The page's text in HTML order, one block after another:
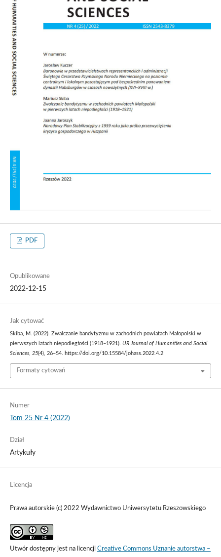
PDF
Opublikowane
2022-12-15
Jak cytować
Skiba, M. (2022). Zwalczanie bandytyzmu w zachodnich powiatach Małopolski w
pierwszych latach niepodległości (1918–1921). UR Journal of Humanities and Social
Sciences, 25(4), 26–54. https://doi.org/10.15584/johass.2022.4.2
Formaty cytowań
Numer
Tom 25 Nr 4 (2022)
Dział
Artykuły
Licencja
Prawa autorskie (c) 2022 Wydawnictwo Uniwersytetu Rzeszowskiego
Utwór dostępny jest na licencji Creative Commons Uznanie autorstwa –